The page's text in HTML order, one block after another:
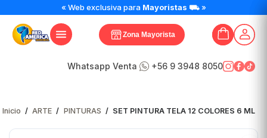
« Web exclusiva para Mayoristas ⛟ »
Zona Mayorista
Whatsapp Venta +56 9 3948 8050
Inicio / ARTE / PINTURAS / SET PINTURA TELA 12 COLORES 6 ML
PINTURA
TELA
12